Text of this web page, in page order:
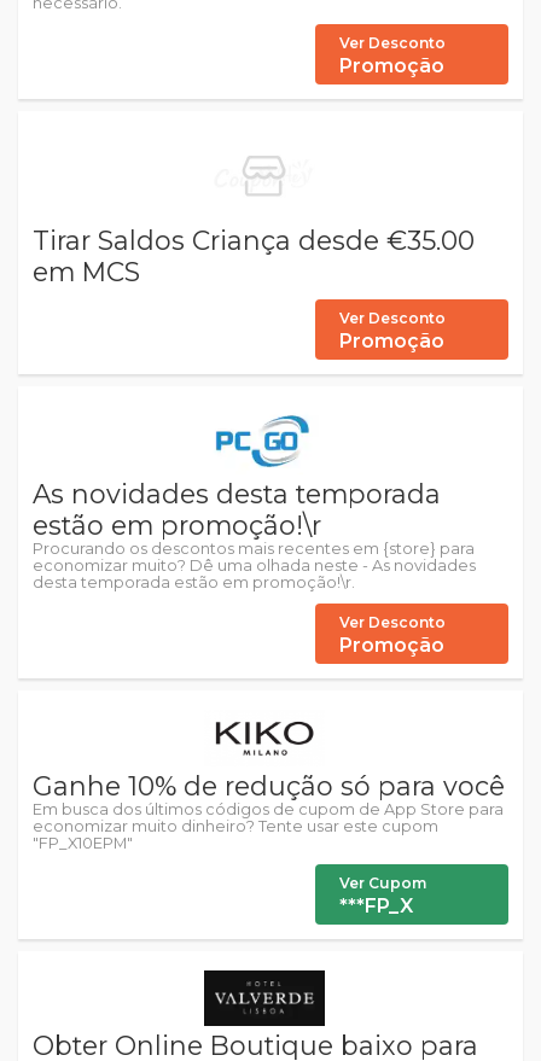
Ver Desconto
Promoção
Tirar Saldos Criança desde €35.00
em MCS
Ver Desconto
Promoção
As novidades desta temporada
estão em promoção!\r
Procurando os descontos mais recentes em {store} para
economizar muito? Dê uma olhada neste - As novidades
desta temporada estão em promoção!\r.
Ver Desconto
Promoção
Ganhe 10% de redução só para você
Em busca dos últimos códigos de cupom de App Store para
economizar muito dinheiro? Tente usar este cupom
"FP_X10EPM"
Ver Cupom
***FP_X
Obter Online Boutique baixo para